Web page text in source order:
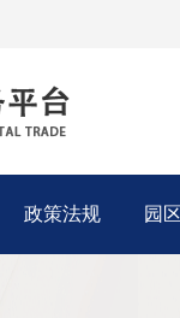
政策法规 园